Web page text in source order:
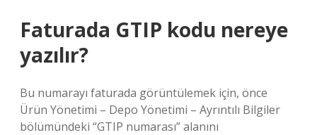
Faturada GTIP kodu nereye
yazılır?
Bu numarayı faturada görüntülemek için, önce
Ürün Yönetimi – Depo Yönetimi – Ayrıntılı Bilgiler
bölümündeki “GTIP numarası” alanını